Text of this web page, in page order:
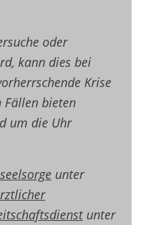
oder
kann dies bei
Krise
Fällen bieten
um die Uhr
unter
unter